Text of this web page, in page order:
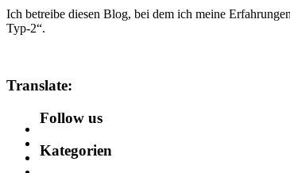
Ich betreibe diesen Blog, bei dem ich meine
Typ-2“.
Translate:
Follow us
Kategorien